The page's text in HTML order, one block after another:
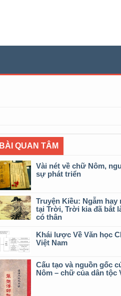
BÀI QUAN TÂM
Vài nét về chữ Nôm,
sự phát triển
Truyện Kiều: Ngẫm hay
tại Trời, Trời kia đã bắt
có thân
Khái lược Về Văn học
Việt Nam
Cấu tạo và nguồn gốc
Nôm – chữ của dân tộc